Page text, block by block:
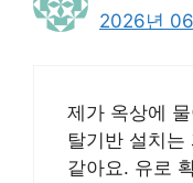
2026년
제가 옥상에
탈기반 설치는
같아요. 유로